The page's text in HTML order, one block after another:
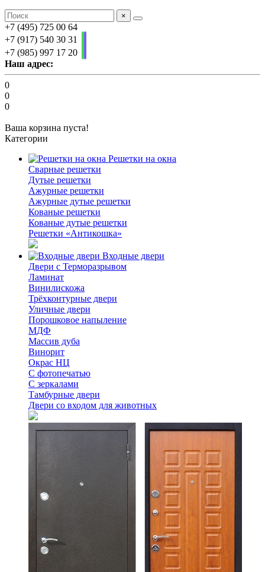
×
+7 (495) 725 00 64
+7 (917) 540 30 31
+7 (985) 997 17 20
Наш адрес:
0
0
0
Ваша корзина пуста!
Категории
Решетки на окна
Сварные решетки
Дутые решетки
Ажурные решетки
Ажурные дутые решетки
Кованые решетки
Кованые дутые решетки
Решетки «Антикошка»
Входные двери
Двери с Терморазрывом
Ламинат
Винилискожа
Трёхконтурные двери
Уличные двери
Порошковое напыление
МДФ
Массив дуба
Винорит
Окрас НЦ
С фотопечатью
С зеркалами
Тамбурные двери
Двери со входом для животных